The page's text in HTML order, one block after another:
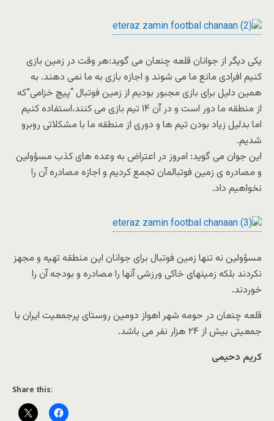
یکی دیگر از جوانان قلعه چنعان می گوید:هر وقت در زمین بازی
کنیم افرادی مانع ما می شوند و اجازه بازی به ما نمی دهند. به
همین دلیل برای بازی مجبور بودیم از زمین فوتبال “پیچ خزامی”که
از منطقه ما دور است و در آن ١۴ تیم بازی می کنند،استفاده کنیم
اما بدلیل زیاد بودن تیم ها و دوری از منطقه ما با مشکلاتی روبرو
شدیم.
این جوان می گوید: امروز در اعتراض به وعده های کذب مسؤولین
و مصادره ی زمین فوتبالمان تجمع کردیم و اجازه مصادره آن را
نخواهیم داد.
مسؤولین نه تنها زمین فوتبال برای جوانان این منطقه تهیه و مجهز
نکردند بلکه زمینهای خاکی ورزشی آنها را مصادره و بودجه آن را
خوردند.
قلعه چنعان در حومه شهر اهواز دومین روستای پرجمعیت ایران با
جمعیتی بیش از ٢۴ هزار نفر می باشد.
کریم دحیمی
Share this: